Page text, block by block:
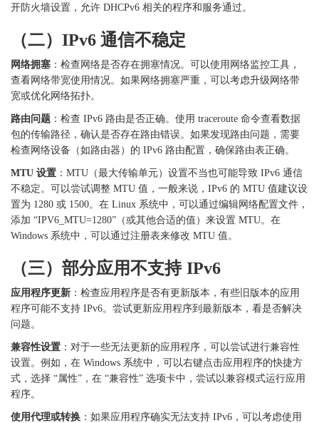
开防火墙设置，允许 DHCPv6 相关的程序和服务通过。
（二） IPv6 通信不稳定
网络拥塞 ：检查网络是否存在拥塞情况。可以使用网络监控工具，
查看网络带宽使用情况。如果网络拥塞严重，可以考虑升级网络带
宽或优化网络拓扑。
路由问题 ：检查 IPv6 路由是否正确。使用 traceroute 命令查看数据
包的传输路径，确认是否存在路由错误。如果发现路由问题，需要
检查网络设备（如路由器）的 IPv6 路由配置，确保路由表正确。
MTU 设置 ： MTU（最大传输单元）设置不当也可能导致 IPv6 通信
不稳定。可以尝试调整 MTU 值，一般来说，IPv6 的 MTU 值建议设
置为 1280 或 1500。在 Linux 系统中，可以通过编辑网络配置文件，
添加 “IPV6_MTU=1280”（或其他合适的值）来设置 MTU。在
Windows 系统中，可以通过注册表来修改 MTU 值。
（三）部分应用不支持 IPv6
应用程序更新 ：检查应用程序是否有更新版本，有些旧版本的应用
程序可能不支持 IPv6。尝试更新应用程序到最新版本，看是否解决
问题。
兼容性设置 ：对于一些无法更新的应用程序，可以尝试进行兼容性
设置。例如，在 Windows 系统中，可以右键点击应用程序的快捷方
式，选择 “属性”，在 “兼容性” 选项卡中，尝试以兼容模式运行应用
程序。
使用代理或转换 ：如果应用程序确实无法支持 IPv6，可以考虑使用